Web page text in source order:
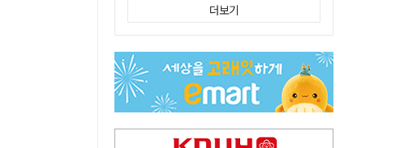
'솔리다임 IPO 추진설' SK하이닉스, 주가 9% 급락
[농지 전수조사 폐해] 실경작농·청년농 부담도 커진다
TK신공항 참여 주저한 LH, 광주군공항 사업에는 앞장
아쉬운 태클
더보기